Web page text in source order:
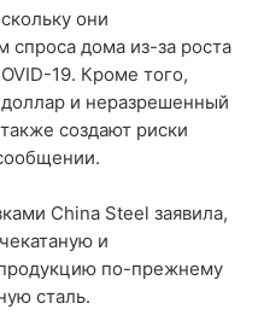
они
спроса дома из-за роста
19. Кроме того,
и неразрешенный
создают риски
China Steel заявила,
и
по-прежнему
сталь.